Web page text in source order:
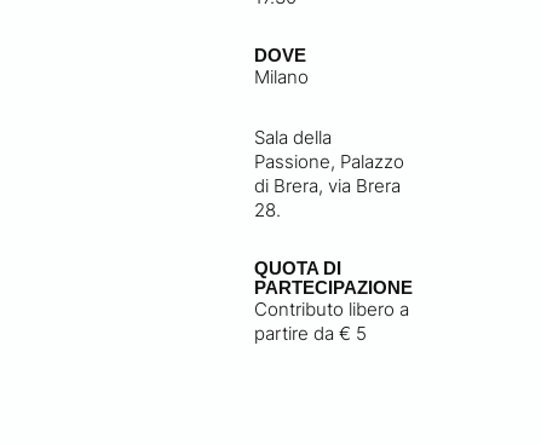
DOVE
Milano
Sala della
Passione, Palazzo
di Brera, via Brera
28.
QUOTA DI
PARTECIPAZIONE
Contributo libero a
partire da € 5